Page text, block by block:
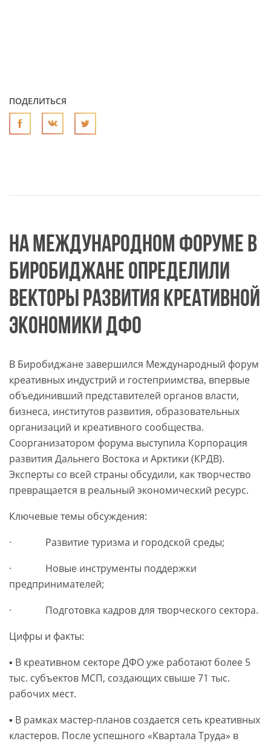
ПОДЕЛИТЬСЯ
НА МЕЖДУНАРОДНОМ ФОРУМЕ В
БИРОБИДЖАНЕ ОПРЕДЕЛИЛИ
ВЕКТОРЫ РАЗВИТИЯ КРЕАТИВНОЙ
ЭКОНОМИКИ ДФО
В Биробиджане завершился Международный форум
креативных индустрий и гостеприимства, впервые
объединивший представителей органов власти,
бизнеса, институтов развития, образовательных
организаций и креативного сообщества.
Соорганизатором форума выступила Корпорация
развития Дальнего Востока и Арктики (КРДВ).
Эксперты со всей страны обсудили, как творчество
превращается в реальный экономический ресурс.
Ключевые темы обсуждения:
· Развитие туризма и городской среды;
· Новые инструменты поддержки
предпринимателей;
· Подготовка кадров для творческого сектора.
Цифры и факты:
▪️ В креативном секторе ДФО уже работают более 5
тыс. субъектов МСП, создающих свыше 71 тыс.
рабочих мест.
▪️ В рамках мастер-планов создается сеть креативных
кластеров. После успешного «Квартала Труда» в